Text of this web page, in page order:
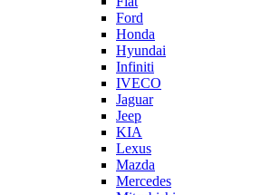
Ford
Honda
Hyundai
Infiniti
IVECO
Jaguar
Jeep
KIA
Lexus
Mazda
Mercedes